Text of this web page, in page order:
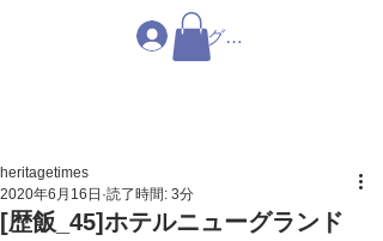
ログイン
[歴飯_45]ホテルニューグランド
heritagetimes
2020年6月16日 読了時間: 3分